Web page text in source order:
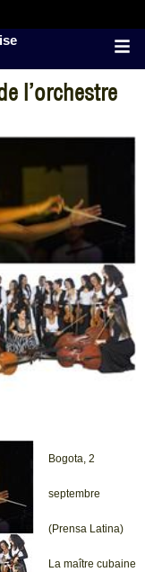
l’orchestre
Bogota, 2
septembre
(Prensa Latina)
La maître cubaine